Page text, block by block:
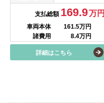
支払総額 169.9万円
車両本体
161.5万円
諸費用
8.4万円
詳細はこちら